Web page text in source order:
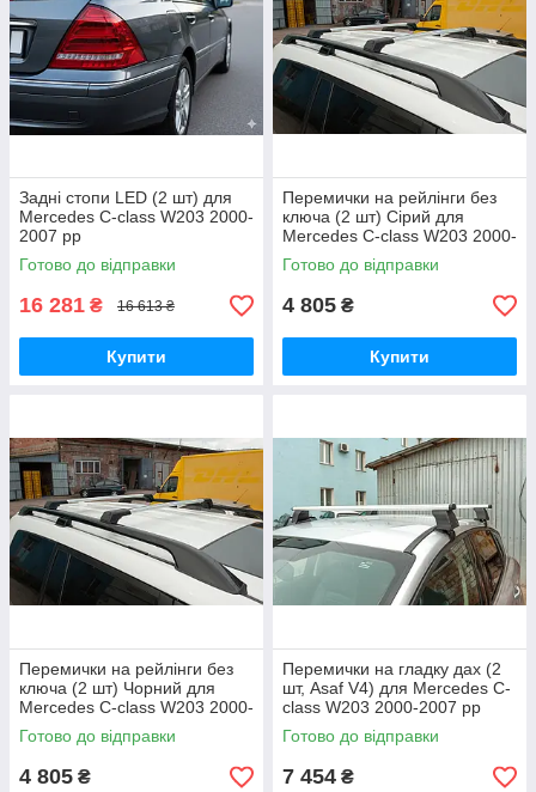
Задні стопи LED (2 шт) для
Mercedes C-class W203 2000-
2007 рр
Готово до відправки
16 281 ₴ 16 613 ₴
Купити
Перемички на рейлінги без
ключа (2 шт) Сірий для
Mercedes C-class W203 2000-
2007 рр
Готово до відправки
4 805 ₴
Купити
Перемички на рейлінги без
ключа (2 шт) Чорний для
Mercedes C-class W203 2000-
2007 рр
Готово до відправки
4 805 ₴
Перемички на гладку дах (2
шт, Asaf V4) для Mercedes C-
class W203 2000-2007 рр
Готово до відправки
7 454 ₴